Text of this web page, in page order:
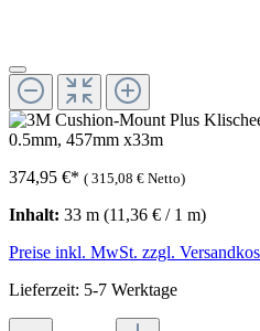
374,95 €* ( 315,08 € Netto)
Inhalt: 33 m (11,36 € / 1 m)
Preise inkl. MwSt. zzgl.
Lieferzeit: 5-7 Werktage